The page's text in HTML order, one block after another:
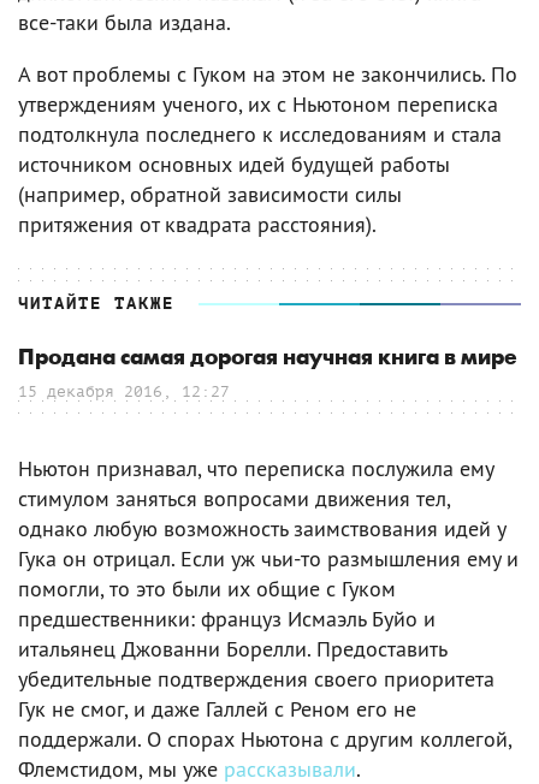
все-таки была издана.
А вот проблемы с Гуком на этом не закончились. По
утверждениям ученого, их с Ньютоном переписка
подтолкнула последнего к исследованиям и стала
источником основных идей будущей работы
(например, обратной зависимости силы
притяжения от квадрата расстояния).
ЧИТАЙТЕ ТАКЖЕ
Продана самая дорогая научная книга в мире
15 декабря 2016, 12:27
Ньютон признавал, что переписка послужила ему
стимулом заняться вопросами движения тел,
однако любую возможность заимствования идей у
Гука он отрицал. Если уж чьи-то размышления ему и
помогли, то это были их общие с Гуком
предшественники: француз Исмаэль Буйо и
итальянец Джованни Борелли. Предоставить
убедительные подтверждения своего приоритета
Гук не смог, и даже Галлей с Реном его не
поддержали. О спорах Ньютона с другим коллегой,
Флемстидом, мы уже рассказывали.